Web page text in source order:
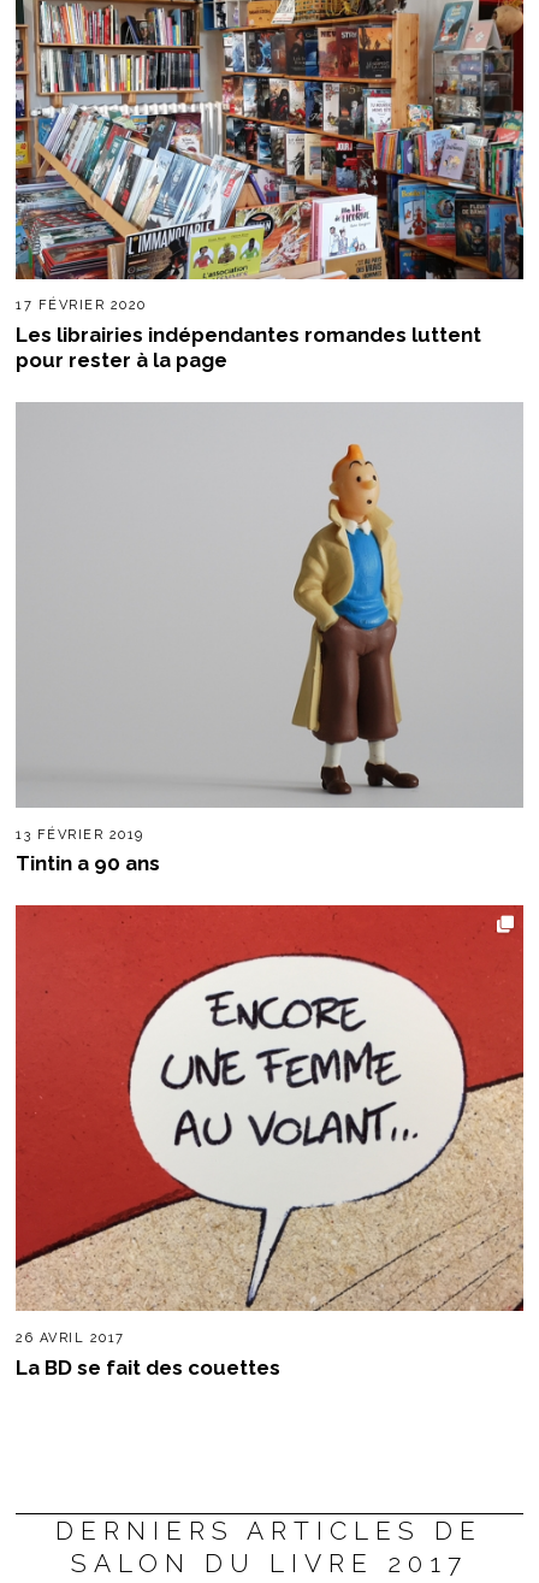
17 FÉVRIER 2020
Les librairies indépendantes romandes luttent
pour rester à la page
13 FÉVRIER 2019
Tintin a 90 ans
26 AVRIL 2017
La BD se fait des couettes
DERNIERS ARTICLES DE
SALON DU LIVRE 2017